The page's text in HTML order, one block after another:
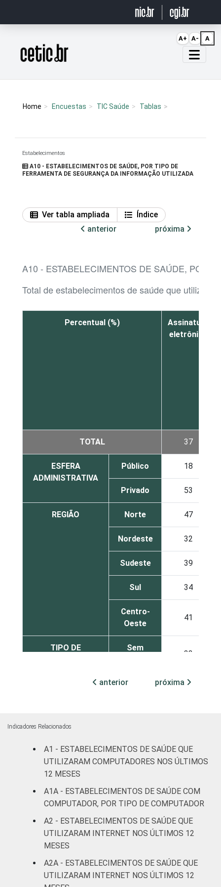
Página inicial
Home Encuestas TIC Saúde Tablas
Estabelecimentos
A10 - ESTABELECIMENTOS DE SAÚDE, POR TIPO DE
FERRAMENTA DE SEGURANÇA DA INFORMAÇÃO UTILIZADA
Ver tabla ampliada
Índice
anterior
próxima
A10 - ESTABELECIMENTOS DE SAÚDE, POR
Total de estabelecimentos de saúde que
Percentual (%)
Assinatura
eletrônica
TOTAL 37
ESFERA
ADMINISTRATIVA
Público 18
Privado 53
REGIÃO Norte 47
Nordeste 32
Sudeste 39
Sul 34
Centro-
Oeste
41
TIPO DE
Sem
33
Com
Com
(mais de
49
Serviço de
apoio à
diagnose e
terapia
63
IDENTIFICAÇÃO DE
UNIDADE BÁSICA
UBS 17
anterior próxima
Indicadores Relacionados
A1 - ESTABELECIMENTOS DE SAÚDE QUE
UTILIZARAM COMPUTADORES NOS ÚLTIMOS
12 MESES
A1A - ESTABELECIMENTOS DE SAÚDE COM
COMPUTADOR, POR TIPO DE COMPUTADOR
A2 - ESTABELECIMENTOS DE SAÚDE QUE
UTILIZARAM INTERNET NOS ÚLTIMOS 12
MESES
A2A - ESTABELECIMENTOS DE SAÚDE QUE
UTILIZARAM INTERNET NOS ÚLTIMOS 12
A+ A- A